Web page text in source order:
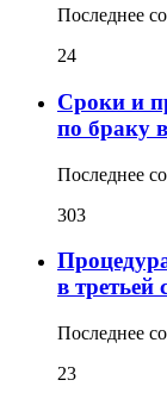
Последнее
24
Сроки и
по браку
Последнее
303
в третьей
Последнее
23